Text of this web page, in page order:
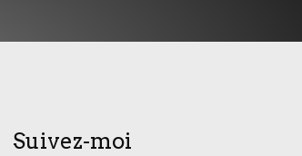
Suivez-moi